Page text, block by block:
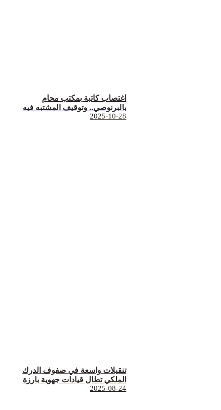
اغتصاب كاتبة بمكتب محام
بالبرنوصي.. وتوقيف المشتبه فيه
2025-10-28
تنقيلات واسعة في صفوف الدرك
الملكي تطال قيادات جهوية بارزة
2025-08-24